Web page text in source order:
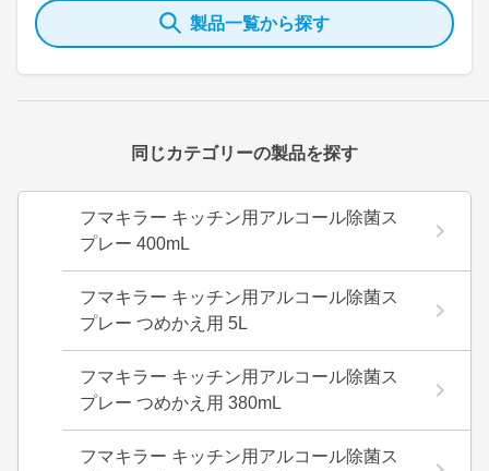
製品一覧から探す
同じカテゴリーの製品を探す
フマキラー キッチン用アルコール除菌ス
プレー 400mL
フマキラー キッチン用アルコール除菌ス
プレー つめかえ用 5L
フマキラー キッチン用アルコール除菌ス
プレー つめかえ用 380mL
フマキラー キッチン用アルコール除菌ス